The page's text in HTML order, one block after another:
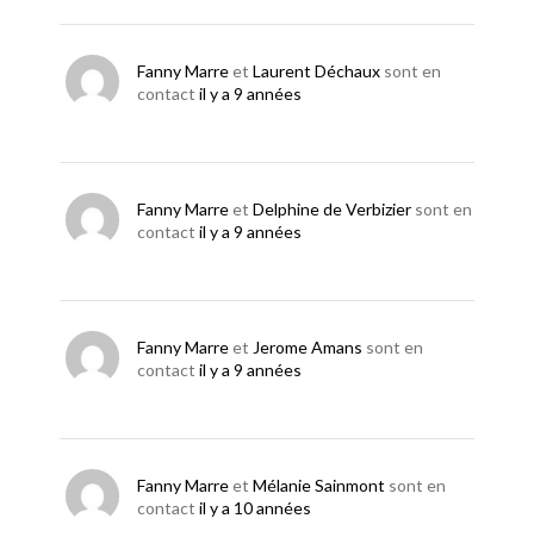
Fanny Marreet Laurent Déchaux sont en
contact il y a 9 années
Fanny Marreet Delphine de Verbizier sont en
contact il y a 9 années
Fanny Marreet Jerome Amans sont en
contact il y a 9 années
Fanny Marreet Mélanie Sainmont sont en
contact il y a 10 années